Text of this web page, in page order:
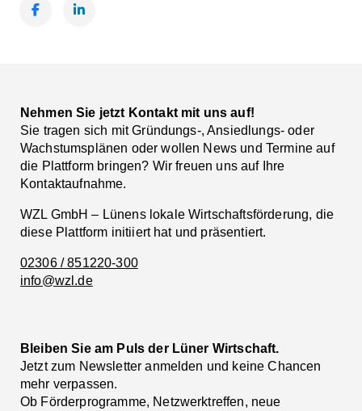
Nehmen Sie jetzt Kontakt mit uns auf!
Sie tragen sich mit Gründungs-, Ansiedlungs- oder
Wachstumsplänen oder wollen News und Termine auf
die Plattform bringen? Wir freuen uns auf Ihre
Kontaktaufnahme.
WZL GmbH – Lünens lokale Wirtschaftsförderung, die
diese Plattform initiiert hat und präsentiert.
02306 / 851220-300
info@wzl.de
Bleiben Sie am Puls der Lüner Wirtschaft.
Jetzt zum Newsletter anmelden und keine Chancen
mehr verpassen.
Ob Förderprogramme, Netzwerktreffen, neue